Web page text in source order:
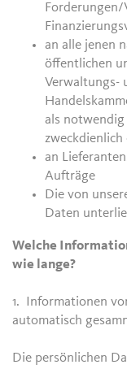
an alle jenen
öffentlichen
Verwaltungs-
als
zweckdienlich
an
Aufträge
Die von
Daten
Welche
wie lange?
1. Informationen
automatisch
Die persönlichen